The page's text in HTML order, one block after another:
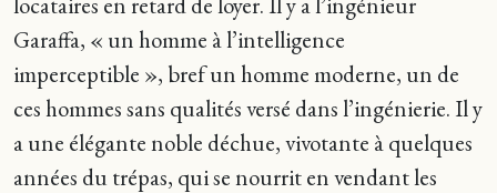
Garaffa, « un homme à l’intelligence
imperceptible », bref un homme moderne, un de
ces hommes sans qualités versé dans l’ingénierie. Il y
a une élégante noble déchue, vivotante à quelques
années du trépas, qui se nourrit en vendant les